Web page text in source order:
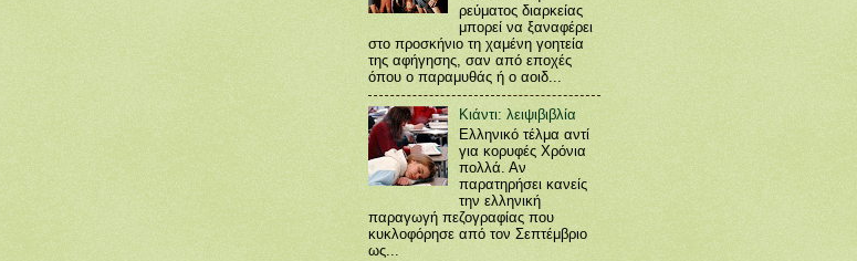
ρεύματος διαρκείας
μπορεί να ξαναφέρει
στο προσκήνιο τη χαμένη γοητεία
της αφήγησης, σαν από εποχές
όπου ο παραμυθάς ή ο αοιδ...
Κιάντι: λειψιβιβλία
Ελληνικό τέλμα αντί
για κορυφές Χρόνια
πολλά. Αν
παρατηρήσει κανείς
την ελληνική
παραγωγή πεζογραφίας που
κυκλοφόρησε από τον Σεπτέμβριο
ως...